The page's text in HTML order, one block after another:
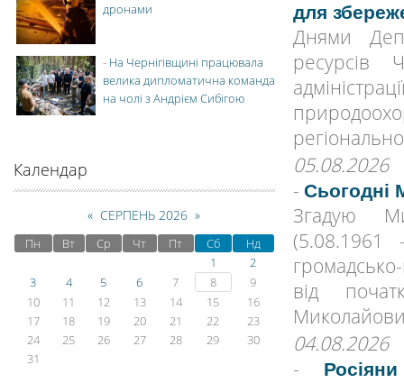
для
Днями
ресурсів
05.08.2026
- Сьогодні
Згадую
(5.08.1961
від
04.08.2026
-
дронами
- На Чернігівщині працювала
велика дипломатична команда
на чолі з Андрієм Сибігою
Календар
« СЕРПЕНЬ 2026 »
Пн Вт Ср Чт Пт Сб
Нд
1
2
3
4 5 6 7 8
9
10
11 12 13 14 15
16
17
18 19 20 21 22
23
24
25 26 27 28 29
30
31